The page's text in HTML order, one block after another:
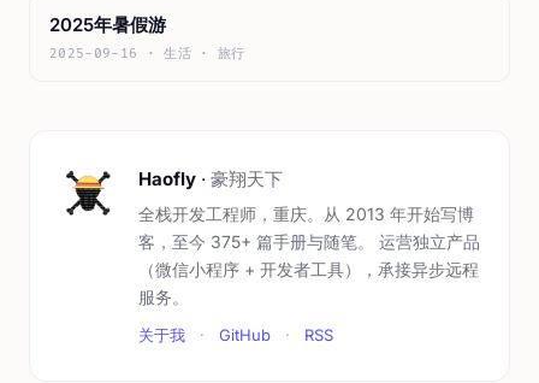
2025年暑假游
2025-09-16 · 生活 · 旅行
Haofly · 豪翔天下
全栈开发工程师，重庆。从 2013 年开始写博
客，至今 375+ 篇手册与随笔。 运营独立产品
（微信小程序 + 开发者工具），承接异步远程
服务。
关于我 · GitHub · RSS